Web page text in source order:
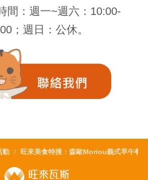
間：週一~週六：10:00-
；週日：公休。
動 旺來美食特搜：森歐Moriou義式早午餐